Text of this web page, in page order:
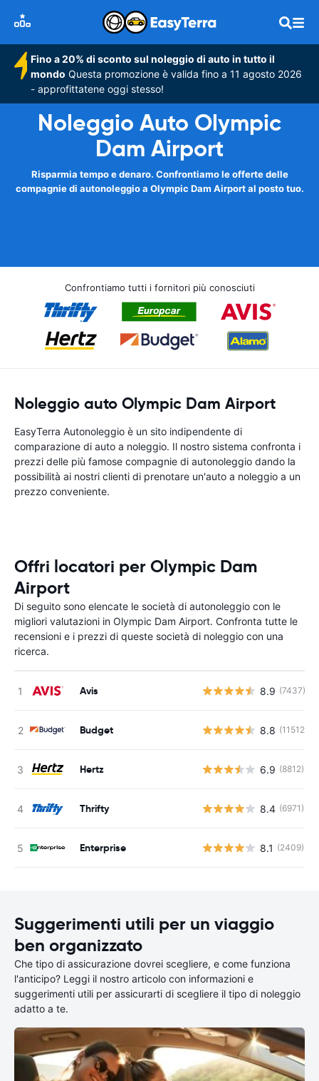
Fino a 20% di sconto sul noleggio di auto in tutto il
mondo Questa promozione è valida fino a 11 agosto 2026
- approfittatene oggi stesso!
Noleggio Auto Olympic
Dam Airport
Risparmia tempo e denaro. Confrontiamo le offerte delle
compagnie di autonoleggio a Olympic Dam Airport al posto tuo.
Confrontiamo tutti i fornitori più conosciuti
Noleggio auto Olympic Dam Airport
EasyTerra Autonoleggio è un sito indipendente di
comparazione di auto a noleggio. Il nostro sistema confronta i
prezzi delle più famose compagnie di autonoleggio dando la
possibilità ai nostri clienti di prenotare un'auto a noleggio a un
prezzo conveniente.
Offri locatori per Olympic Dam
Airport
Di seguito sono elencate le società di autonoleggio con le
migliori valutazioni in Olympic Dam Airport. Confronta tutte le
recensioni e i prezzi di queste società di noleggio con una
ricerca.
Avis 8.9 (7437)
Budget 8.8 (11512)
Hertz 6.9 (8812)
Thrifty 8.4 (6971)
Enterprise 8.1 (2409)
Suggerimenti utili per un viaggio
ben organizzato
Che tipo di assicurazione dovrei scegliere, e come funziona
l'anticipo? Leggi il nostro articolo con informazioni e
suggerimenti utili per assicurarti di scegliere il tipo di noleggio
adatto a te.